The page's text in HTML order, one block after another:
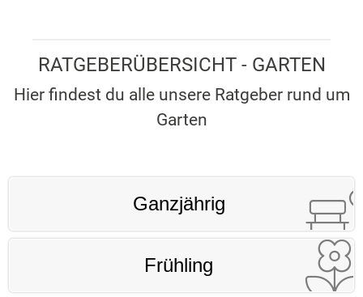
RATGEBERÜBERSICHT - GARTEN
Hier findest du alle unsere Ratgeber rund um
Garten
Ganzjährig
Frühling